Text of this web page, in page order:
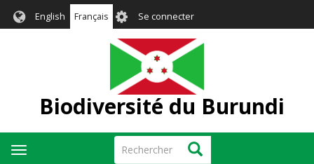
English Français User
account
menu
Se connecter
Biodiversité du Burundi
Rechercher Rechercher
Toggle